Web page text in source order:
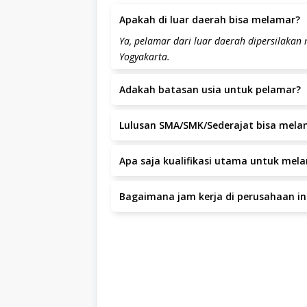
Apakah di luar daerah bisa melamar?
Ya, pelamar dari luar daerah dipersilakan
Yogyakarta.
Adakah batasan usia untuk pelamar?
Lulusan SMA/SMK/Sederajat bisa
Apa saja kualifikasi utama untuk
pengalaman kerja minimal 1 tahun
Bagaimana jam kerja di perusahaan